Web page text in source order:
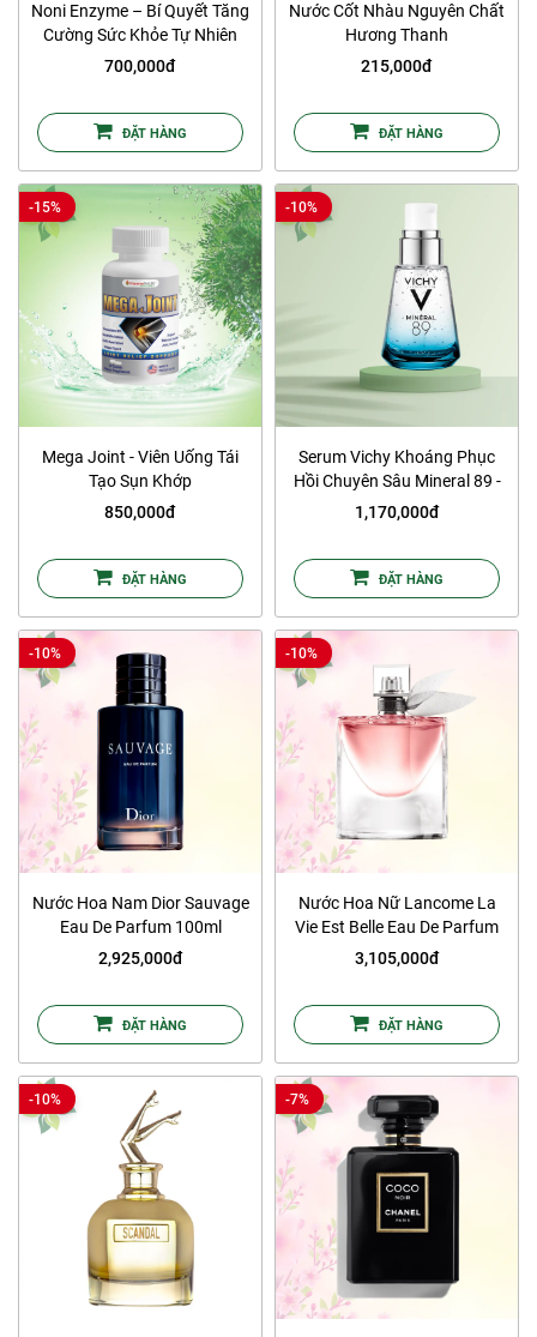
Noni Enzyme – Bí Quyết Tăng
Cường Sức Khỏe Tự Nhiên
Toàn Diện
700,000đ
ĐẶT HÀNG
Nước Cốt Nhàu Nguyên Chất
Hương Thanh
215,000đ
ĐẶT HÀNG
-15%
Mega Joint - Viên Uống Tái
Tạo Sụn Khớp
850,000đ
ĐẶT HÀNG
-10%
Serum Vichy Khoáng Phục
Hồi Chuyên Sâu Mineral 89 -
75ml
1,170,000đ
ĐẶT HÀNG
-10%
Nước Hoa Nam Dior Sauvage
Eau De Parfum 100ml
2,925,000đ
ĐẶT HÀNG
-10%
Nước Hoa Nữ Lancome La
Vie Est Belle Eau De Parfum
100ml
3,105,000đ
ĐẶT HÀNG
-10% -7%